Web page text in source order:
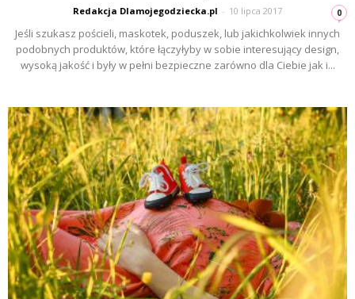
Redakcja Dlamojegodziecka.pl - 10 lipca 2017 0
Jeśli szukasz pościeli, maskotek, poduszek, lub jakichkolwiek innych
podobnych produktów, które łączyłyby w sobie interesujący design,
wysoką jakość i były w pełni bezpieczne zarówno dla Ciebie jak i...